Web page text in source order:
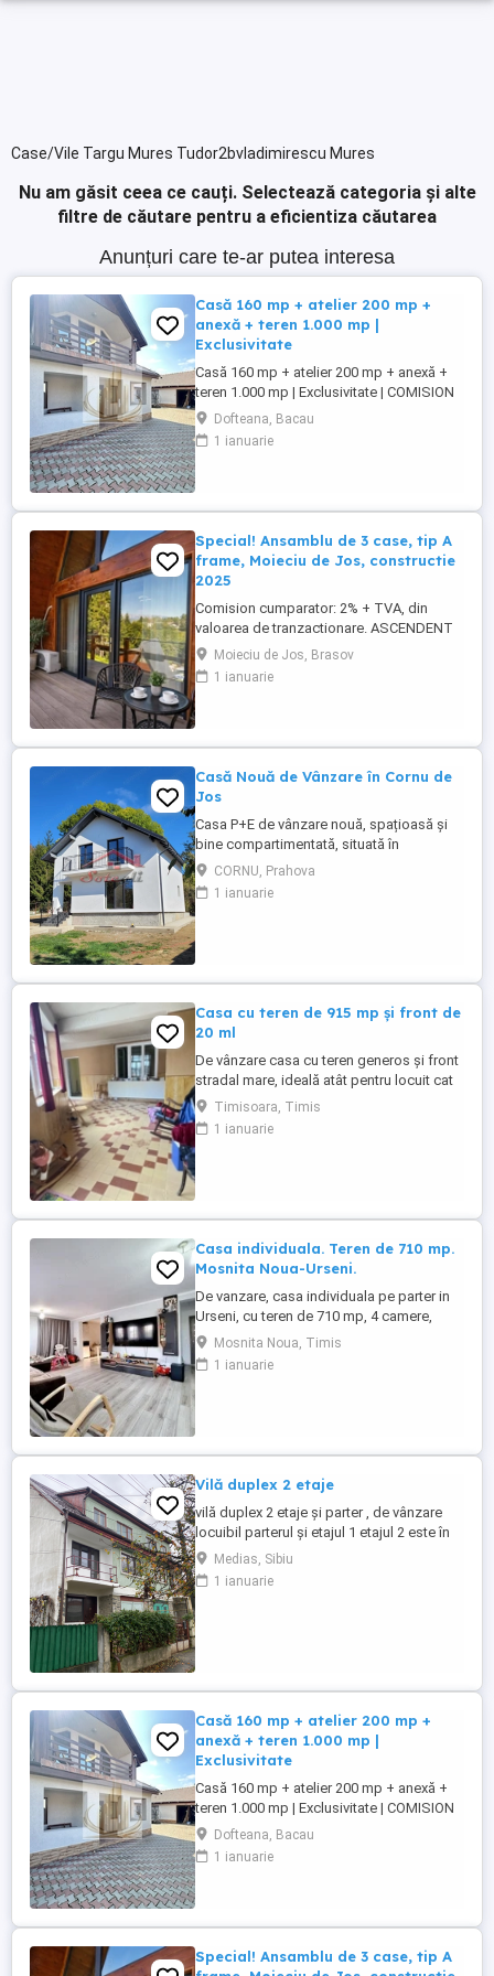
Case/Vile Targu Mures Tudor2bvladimirescu Mures
Nu am găsit ceea ce cauți. Selectează categoria și alte
filtre de căutare pentru a eficientiza căutarea
Anunțuri care te-ar putea interesa
Casă 160 mp + atelier 200 mp +
anexă + teren 1.000 mp |
Exclusivitate
Casă 160 mp + atelier 200 mp + anexă +
teren 1.000 mp | Exclusivitate | COMISION
0% GRAND MOBILIS IMOBILIARE vă
propune, în exclusivitate, o proprietate cu
multiple posibilități de utilizare, situată pe
apropiere ...
Dofteana, Bacau
1 ianuarie
Special! Ansamblu de 3 case, tip A
frame, Moieciu de Jos, constructie
2025
Comision cumparator: 2% + TVA, din
valoarea de tranzactionare. ASCENDENT
IMOBILIARE propune spre vanzare un
ansamblu turistic deosebit, format din 3
unitati de cazare tip A Frame, situat in una
invitam sa experimentati ...
Moieciu de Jos, Brasov
1 ianuarie
Casă Nouă de Vânzare în Cornu de
Jos
Casa P+E de vânzare nouă, spațioasă și
bine compartimentată, situată în
pitorescul Cornu de Jos, județul Prahova
– un loc ideal pentru locuit permanent sau
pentru o reședință de vacanță. - Suprafață
CORNU, Prahova
1 ianuarie
Casa cu teren de 915 mp și front de
20 ml
De vânzare casa cu teren generos și front
stradal mare, ideală atât pentru locuit cat
și pentru investitie. Proprietatea
beneficiază de un teren spațios oferind
multiple posibilități de amenajare.Frontul
Timisoara, Timis
1 ianuarie
Casa individuala. Teren de 710 mp.
Mosnita Noua-Urseni.
De vanzare, casa individuala pe parter in
Urseni, cu teren de 710 mp, 4 camere,
living, bucatarie, 3 dormitoare, 2 bai,
terasa inchisa, placa de beton si spatiu de
depozitare in pod, acoperis din tigla,
Mosnita Noua, Timis
1 ianuarie
Vilă duplex 2 etaje
vilă duplex 2 etaje și parter , de vânzare
locuibil parterul și etajul 1 etajul 2 este în
amenajare garaj parter curte mare 175 mp
în spate individuală și în față 30 mp
parcare individuală în față curent trifazic
Medias, Sibiu
1 ianuarie
Casă 160 mp + atelier 200 mp +
anexă + teren 1.000 mp |
Exclusivitate
Casă 160 mp + atelier 200 mp + anexă +
teren 1.000 mp | Exclusivitate | COMISION
0% GRAND MOBILIS IMOBILIARE vă
propune, în exclusivitate, o proprietate cu
multiple posibilități de utilizare, situată pe
apropiere ...
Dofteana, Bacau
1 ianuarie
Special! Ansamblu de 3 case, tip A